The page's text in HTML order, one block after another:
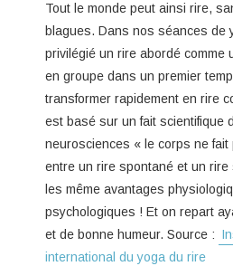
Tout le monde peut ainsi rire,
blagues. Dans nos séances de
privilégié un rire abordé comme
en groupe dans un premier
transformer rapidement en rire
est basé sur un fait scientifique
neurosciences « le corps ne fait
entre un rire spontané et un rire
les même avantages
psychologiques ! Et on repart
et de bonne humeur. Source :
international du yoga du rire